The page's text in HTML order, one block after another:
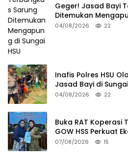
Geger! Jasad Bayi
Ditemukan
04/08/2026 22
Inafis Polres HSU
Jasad Bayi di
04/08/2026 22
Buka RAT Koperasi
GOW HSS Perkuat
07/08/2026 15